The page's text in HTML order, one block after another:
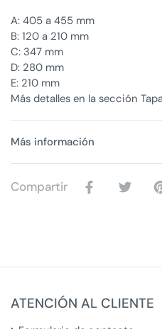
A: 405 a 455 mm
B: 120 a 210 mm
C: 347 mm
D: 280 mm
E: 210 mm
Más detalles en la sección
Más información
Compartir
ATENCIÓN AL CLIENTE